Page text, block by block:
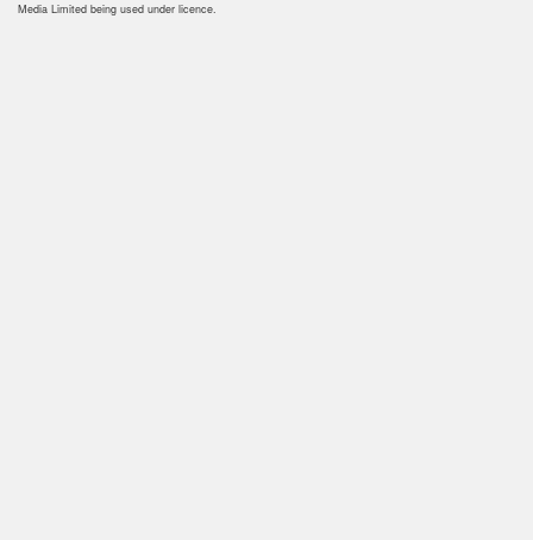
Media Limited being used under licence.